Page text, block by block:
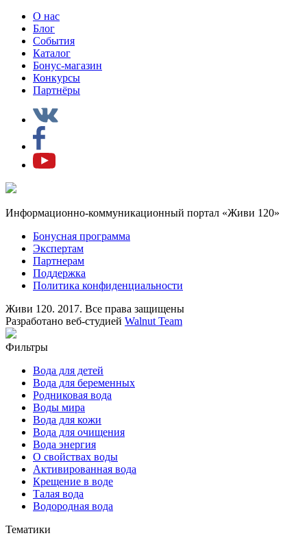
О нас
Блог
События
Каталог
Бонус-магазин
Конкурсы
Партнёры
Информационно-коммуникационный портал «Живи 120»
Бонусная программа
Экспертам
Партнерам
Поддержка
Политика конфиденциальности
Живи 120. 2017. Все права защищены
Разработано веб-студией Walnut Team
Фильтры
Вода для детей
Вода для беременных
Родниковая вода
Воды мира
Вода для кожи
Вода для очищения
Вода энергия
О свойствах воды
Активированная вода
Крещение в воде
Талая вода
Водородная вода
Тематики